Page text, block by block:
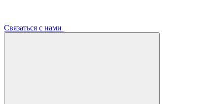
Связаться с нами